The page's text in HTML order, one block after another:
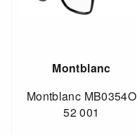
Montblanc
Montblanc MB0354O
52 001